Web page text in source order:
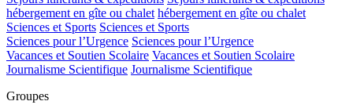
hébergement en gîte ou chalet hébergement en gîte ou chalet
Sciences et Sports Sciences et Sports
Sciences pour l’Urgence Sciences pour l’Urgence
Vacances et Soutien Scolaire Vacances et Soutien Scolaire
Journalisme Scientifique Journalisme Scientifique
Groupes